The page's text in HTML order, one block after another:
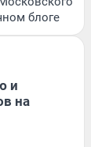
блоге
и
на